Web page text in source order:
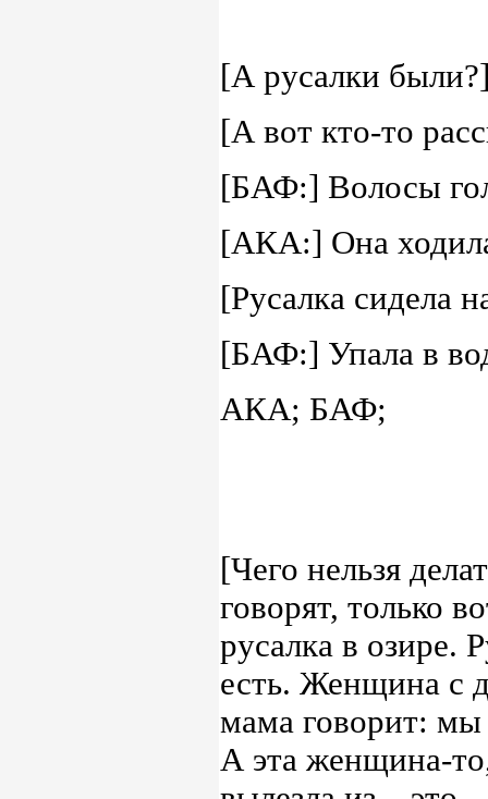
[А русалки
[А вот кто-то
[БАФ:] Волосы
[АКА:] Она
[Русалка сидела
[БАФ:] Упала в
АКА; БАФ;
[Чего нельзя
говорят, только
русалка в озире.
есть. Женщина с
мама говорит: мы
А эта женщина-то,